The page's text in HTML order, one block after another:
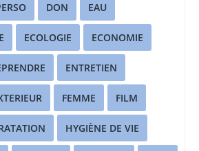
DON EAU
ECOLOGIE ECONOMIE
ENTRETIEN
FEMME FILM
HYGIÈNE DE VIE